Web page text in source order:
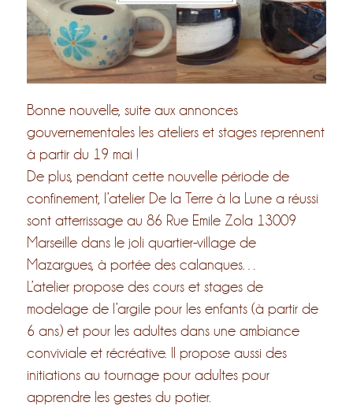
Bonne nouvelle, suite aux annonces
gouvernementales les ateliers et stages reprennent
à partir du 19 mai !
De plus, pendant cette nouvelle période de
confinement, l’atelier De la Terre à la Lune a réussi
sont atterrissage au 86 Rue Emile Zola 13009
Marseille dans le joli quartier-village de
Mazargues, à portée des calanques…
L’atelier propose des cours et stages de
modelage de l’argile pour les enfants (à partir de
6 ans) et pour les adultes dans une ambiance
conviviale et récréative. Il propose aussi des
initiations au tournage pour adultes pour
apprendre les gestes du potier.